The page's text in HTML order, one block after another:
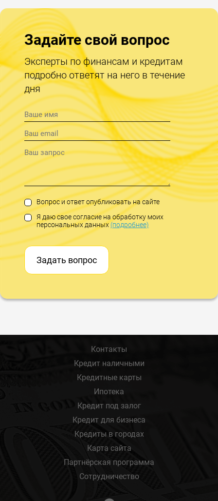
Задайте свой вопрос
Эксперты по финансам и кредитам
подробно ответят на него в течение
дня
Вопрос и ответ опубликовать на сайте
Я даю свое согласие на обработку моих
персональных данных(подробнее)
Задать вопрос
Контакты
Кредит наличными
Кредитные карты
Ипотека
Кредит под залог
Кредит для бизнеса
Кредиты в городах
Карта сайта
Партнёрская программа
Сотрудничество